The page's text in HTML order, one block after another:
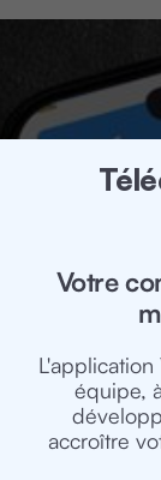
Votre
équipe,
accroître